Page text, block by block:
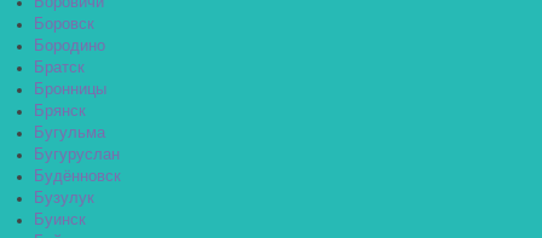
Боровск
Бородино
Братск
Бронницы
Брянск
Бугульма
Бугуруслан
Будённовск
Бузулук
Буинск